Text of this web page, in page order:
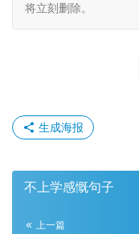
将立刻删除。
生成海报
不上学感慨句子
上一篇